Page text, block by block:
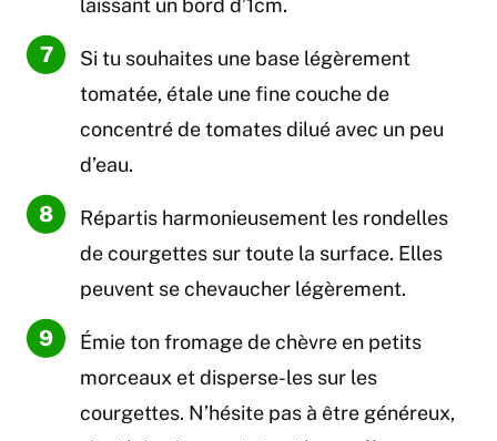
laissant un bord d’1cm.
Si tu souhaites une base légèrement
tomatée, étale une fine couche de
concentré de tomates dilué avec un peu
d’eau.
Répartis harmonieusement les rondelles
de courgettes sur toute la surface. Elles
peuvent se chevaucher légèrement.
Émie ton fromage de chèvre en petits
morceaux et disperse-les sur les
courgettes. N’hésite pas à être généreux,